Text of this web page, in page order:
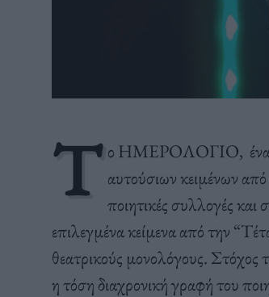
Τ ο ΗΜΕΡΟΛΟΓΙΟ,
αυτούσιων κειμένων
ποιητικές συλλογές και
επιλεγμένα κείμενα από την
θεατρικούς μονολόγους. Στόχος
η τόση διαχρονική γραφή του